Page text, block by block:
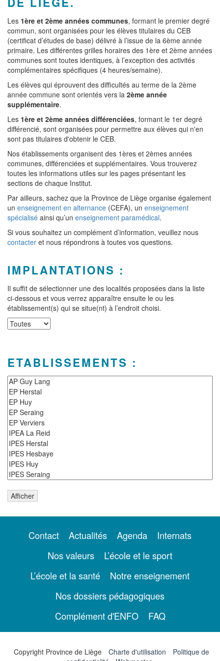
Les 1ère et 2ème années communes, formant le premier degré
commun, sont organisées pour les élèves titulaires du CEB
(certificat d’études de base) délivré à l’issue de la 6ème année
primaire. Les différentes grilles horaires des 1ère et 2ème années
communes sont toutes identiques, à l’exception des activités
complémentaires spécifiques (4 heures/semaine).
Les élèves qui éprouvent des difficultés au terme de la 2ème
année commune sont orientés vers la 2ème année
supplémentaire.
Les 1ère et 2ème années différenciées, formant le 1er degré
différencié, sont organisées pour permettre aux élèves qui n'en
sont pas titulaires d'obtenir le CEB.
Nos établissements organisent des 1ères et 2èmes années
communes, différenciées et supplémentaires. Vous trouverez
toutes les informations utiles sur les pages présentant les
sections de chaque Institut.
Par ailleurs, sachez que la Province de Liège organise également
un enseignement en alternance (CEFA), un enseignement
spécialisé ainsi qu’un enseignement paramédical.
Si vous souhaitez un complément d’information, veuillez nous
contacter et nous répondrons à toutes vos questions.
IMPLANTATIONS :
Il suffit de sélectionner une des localités proposées dans la liste
ci-dessous et vous verrez apparaître ensuite le ou les
établissement(s) qui se situe(nt) à l’endroit choisi.
ETABLISSEMENTS :
Contact Actualités Agenda
Internats
Nos valeurs
L’école et le sport
L’école et la santé
Notre enseignement
Nos dossiers pédagogiques
Complément d'ENFO
FAQ
Copyright Province de Liège Charte d'utilisation
Politique de